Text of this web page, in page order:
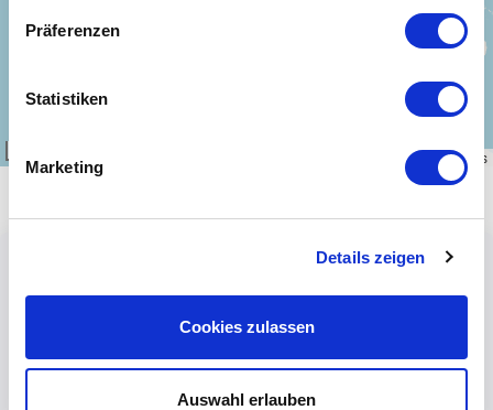
Präferenzen
Statistiken
Marketing
Details zeigen
Cookies zulassen
Auswahl erlauben
OpenStreetMapcontributors